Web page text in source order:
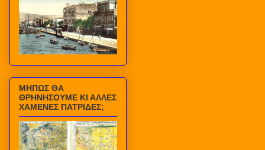
ΜΗΠΩΣ ΘΑ
ΘΡΗΝΗΣΟΥΜΕ ΚΙ ΑΛΛΕΣ
ΧΑΜΕΝΕΣ ΠΑΤΡΙΔΕΣ;